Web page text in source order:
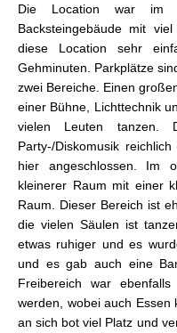
Die Location war
Backsteingebäude mit
diese Location sehr
Gehminuten. Parkplätze
zwei Bereiche. Einen
einer Bühne, Lichttechnik
vielen Leuten tanzen.
Party-/Diskomusik
hier angeschlossen. Im
kleinerer Raum mit einer
Raum. Dieser Bereich ist
die vielen Säulen ist
etwas ruhiger und es
und es gab auch eine
Freibereich war
werden, wobei auch Essen
an sich bot viel Platz und